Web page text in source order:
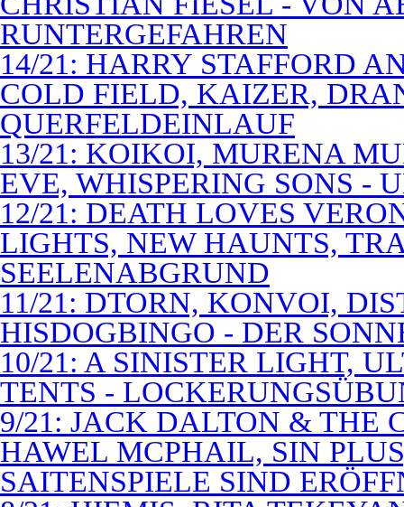
RUNTERGEFAHREN
14/21: HARRY STAFFORD
COLD FIELD, KAIZER,
QUERFELDEINLAUF
13/21: KOIKOI, MURENA
EVE, WHISPERING SONS -
12/21: DEATH LOVES
LIGHTS, NEW HAUNTS,
SEELENABGRUND
11/21: DTORN, KONVOI,
HISDOGBINGO - DER
10/21: A SINISTER LIGHT,
TENTS -
9/21: JACK DALTON & THE
HAWEL MCPHAIL, SIN
SAITENSPIELE SIND